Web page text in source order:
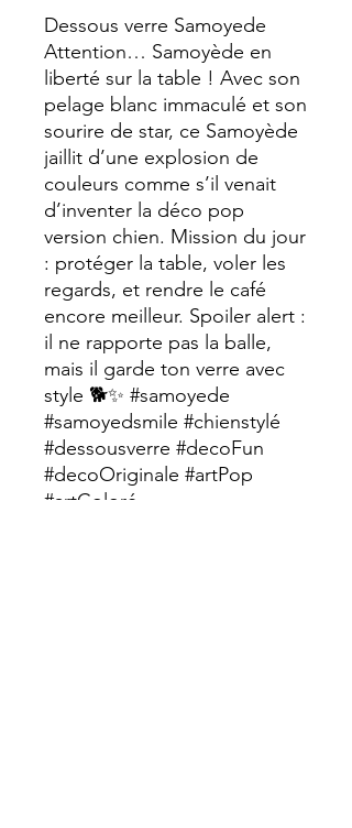
Dessous verre Samoyede
Attention… Samoyède en
liberté sur la table ! Avec son
pelage blanc immaculé et son
sourire de star, ce Samoyède
jaillit d’une explosion de
couleurs comme s’il venait
d’inventer la déco pop
version chien. Mission du jour
: protéger la table, voler les
regards, et rendre le café
encore meilleur. Spoiler alert :
il ne rapporte pas la balle,
mais il garde ton verre avec
style 🐕✨ #samoyede
#samoyedsmile #chienstylé
#dessousverre #decoFun
#decoOriginale #artPop
#artColoré